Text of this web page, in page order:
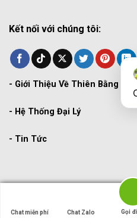
Kết nối với chúng tôi:
- Giới Thiệu Về Thiên Bằng
- Hệ Thống Đại Lý
- Tin Tức
Copyright
Chat miễn phí Chat Zalo Gọi
Chat miễn phí Chat Zalo Gọi